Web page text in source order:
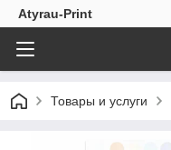
Atyrau-Print
Товары и услуги